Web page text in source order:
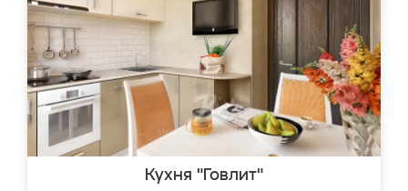
Кухня "Говлит"